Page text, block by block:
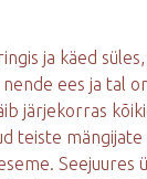
ja käed
ees ja tal
järjekorras
teiste mängijate
Seejuures